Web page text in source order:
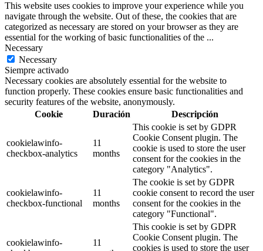
This website uses cookies to improve your experience while you
navigate through the website. Out of these, the cookies that are
categorized as necessary are stored on your browser as they are
essential for the working of basic functionalities of the ...
Necessary
Necessary
Siempre activado
Necessary cookies are absolutely essential for the website to
function properly. These cookies ensure basic functionalities and
security features of the website, anonymously.
Cookie
Duración Descripción
cookielawinfo-
checkbox-analytics
11
months
This cookie is set by GDPR
Cookie Consent plugin. The
cookie is used to store the user
consent for the cookies in the
category "Analytics".
cookielawinfo-
checkbox-functional
11
months
The cookie is set by GDPR
cookie consent to record the user
consent for the cookies in the
category "Functional".
cookielawinfo-
11
This cookie is set by GDPR
Cookie Consent plugin. The
cookies is used to store the user